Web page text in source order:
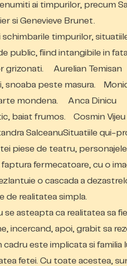
ai timpurilor, precum
si Genevieve Brunet.
timpurilor,
public, fiind intangibile in
grizonati. Aurelian Temisan
snoaba peste masura.
mondena. Anca Dinicu
baiat frumos. Cosmin Vijeu
SalceanuSituatiile qui-
piese de teatru,
faptura fermecatoare, cu o
o cascada a
de realitatea simpla.
se asteapta ca realitatea sa
incercand, apoi, grabit sa
este implicata si familia
fetei. Cu toate acestea,